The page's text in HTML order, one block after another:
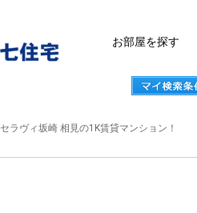
お部屋を探す
セラヴィ坂崎 相見の1K賃貸マンション！